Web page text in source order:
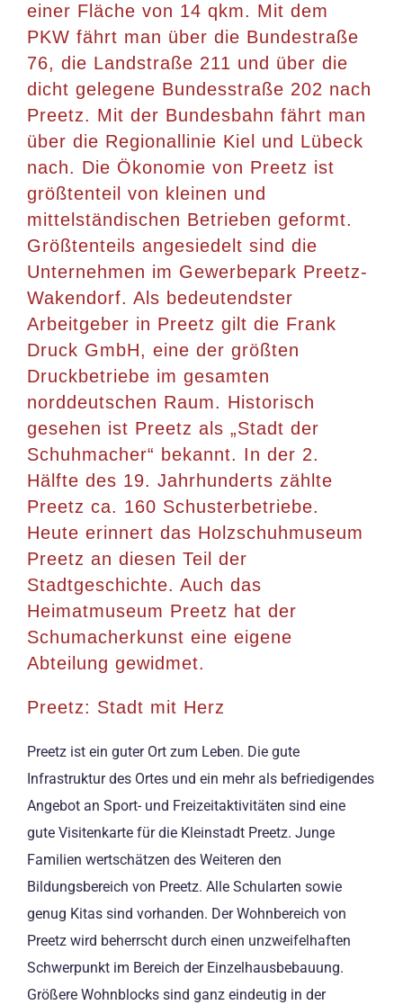
einer Fläche von 14 qkm. Mit dem
PKW fährt man über die Bundestraße
76, die Landstraße 211 und über die
dicht gelegene Bundesstraße 202 nach
Preetz. Mit der Bundesbahn fährt man
über die Regionallinie Kiel und Lübeck
nach. Die Ökonomie von Preetz ist
größtenteil von kleinen und
mittelständischen Betrieben geformt.
Größtenteils angesiedelt sind die
Unternehmen im Gewerbepark Preetz-
Wakendorf. Als bedeutendster
Arbeitgeber in Preetz gilt die Frank
Druck GmbH, eine der größten
Druckbetriebe im gesamten
norddeutschen Raum. Historisch
gesehen ist Preetz als „Stadt der
Schuhmacher“ bekannt. In der 2.
Hälfte des 19. Jahrhunderts zählte
Preetz ca. 160 Schusterbetriebe.
Heute erinnert das Holzschuhmuseum
Preetz an diesen Teil der
Stadtgeschichte. Auch das
Heimatmuseum Preetz hat der
Schumacherkunst eine eigene
Abteilung gewidmet.
Preetz: Stadt mit Herz
Preetz ist ein guter Ort zum Leben. Die gute
Infrastruktur des Ortes und ein mehr als befriedigendes
Angebot an Sport- und Freizeitaktivitäten sind eine
gute Visitenkarte für die Kleinstadt Preetz. Junge
Familien wertschätzen des Weiteren den
Bildungsbereich von Preetz. Alle Schularten sowie
genug Kitas sind vorhanden. Der Wohnbereich von
Preetz wird beherrscht durch einen unzweifelhaften
Schwerpunkt im Bereich der Einzelhausbebauung.
Größere Wohnblocks sind ganz eindeutig in der